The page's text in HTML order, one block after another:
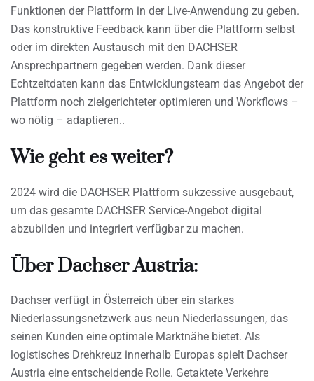
Funktionen der Plattform in der Live-Anwendung zu geben.
Das konstruktive Feedback kann über die Plattform selbst
oder im direkten Austausch mit den DACHSER
Ansprechpartnern gegeben werden. Dank dieser
Echtzeitdaten kann das Entwicklungsteam das Angebot der
Plattform noch zielgerichteter optimieren und Workflows –
wo nötig – adaptieren..
Wie geht es weiter?
2024 wird die DACHSER Plattform sukzessive ausgebaut,
um das gesamte DACHSER Service-Angebot digital
abzubilden und integriert verfügbar zu machen.
Über Dachser Austria:
Dachser verfügt in Österreich über ein starkes
Niederlassungsnetzwerk aus neun Niederlassungen, das
seinen Kunden eine optimale Marktnähe bietet. Als
logistisches Drehkreuz innerhalb Europas spielt Dachser
Austria eine entscheidende Rolle. Getaktete Verkehre